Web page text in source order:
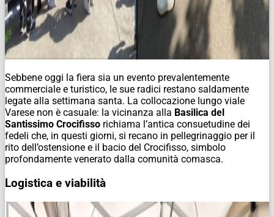
Sebbene oggi la fiera sia un evento prevalentemente
commerciale e turistico, le sue radici restano saldamente
legate alla settimana santa. La collocazione lungo viale
Varese non è casuale: la vicinanza alla Basilica del
Santissimo Crocifisso richiama l’antica consuetudine dei
fedeli che, in questi giorni, si recano in pellegrinaggio per il
rito dell’ostensione e il bacio del Crocifisso, simbolo
profondamente venerato dalla comunità comasca.
Logistica e viabilità